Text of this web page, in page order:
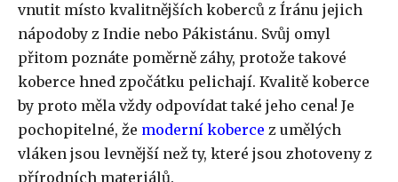
vnutit místo kvalitnějších koberců z Íránu jejich
nápodoby z Indie nebo Pákistánu. Svůj omyl
přitom poznáte poměrně záhy, protože takové
koberce hned zpočátku pelichají. Kvalitě koberce
by proto měla vždy odpovídat také jeho cena! Je
pochopitelné, že moderní koberce z umělých
vláken jsou levnější než ty, které jsou zhotoveny z
přírodních materiálů.